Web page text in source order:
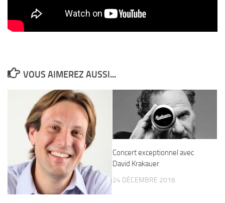
VOUS AIMEREZ AUSSI...
Concert exceptionnel avec
David Krakauer
24 DÉCEMBRE 2016